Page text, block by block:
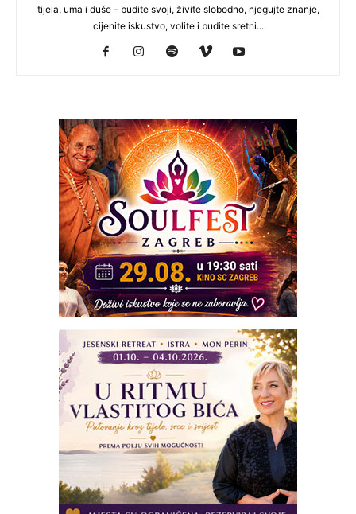
tijela, uma i duše - budite svoji, živite slobodno, njegujte znanje,
cijenite iskustvo, volite i budite sretni...